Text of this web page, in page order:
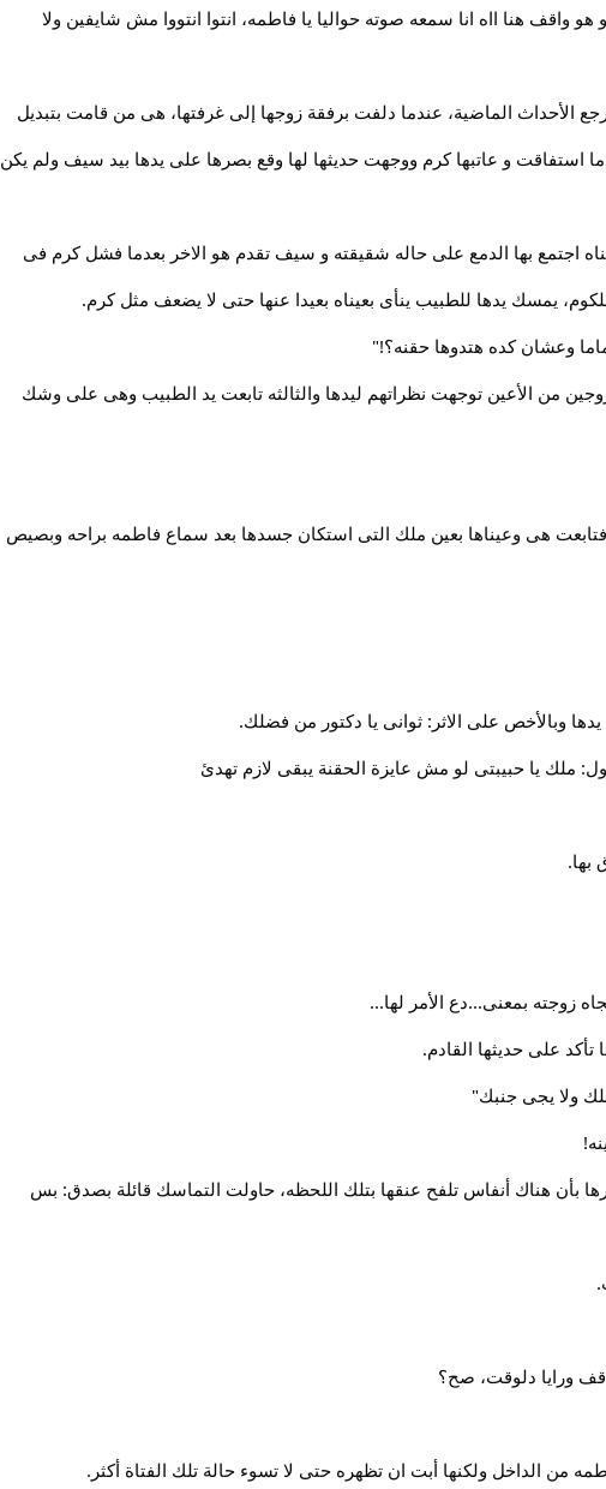
واقف هنا ااه انا سمعه صوته حواليا يا فاطمه، انتوا انتووا مش شايفين ولا
الأحداث الماضية، عندما دلفت برفقة زوجها إلى غرفتها، هى من قامت بتبديل
استفاقت و عاتبها كرم ووجهت حديثها لها وقع بصرها على يدها بيد سيف ولم يكن
اجتمع بها الدمع على حاله شقيقته و سيف تقدم هو الاخر بعدما فشل كرم فى
يمسك يدها للطبيب ينأى بعيناه بعيدا عنها حتى لا يضعف مثل كرم.
وعشان كده هتدوها حقنه؟!"
من الأعين توجهت نظراتهم ليدها والثالثه تابعت يد الطبيب وهى على وشك
فتابعت هى وعيناها بعين ملك التى استكان جسدها بعد سماع فاطمه براحه وبصيص
وبالأخص على الاثر: ثوانى يا دكتور من فضلك.
ملك يا حبيبتى لو مش عايزة الحقنة يبقى لازم تهدئ
بها.
زوجته بمعنى...دع الأمر لها...
على حديثها القادم.
ولا يجى جنبك"
بأن هناك أنفاس تلفح عنقها بتلك اللحظه، حاولت التماسك قائلة بصدق: بس
ورايا دلوقت، صح؟
من الداخل ولكنها أبت ان تظهره حتى لا تسوء حالة تلك الفتاة أكثر.